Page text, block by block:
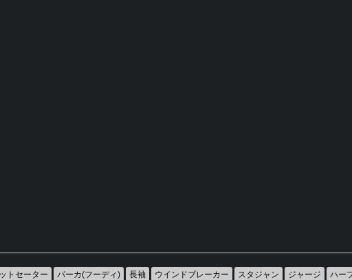
トセーター パーカ(フーディ) 長袖 ウインドブレーカー スタジャン ジャージ ハー